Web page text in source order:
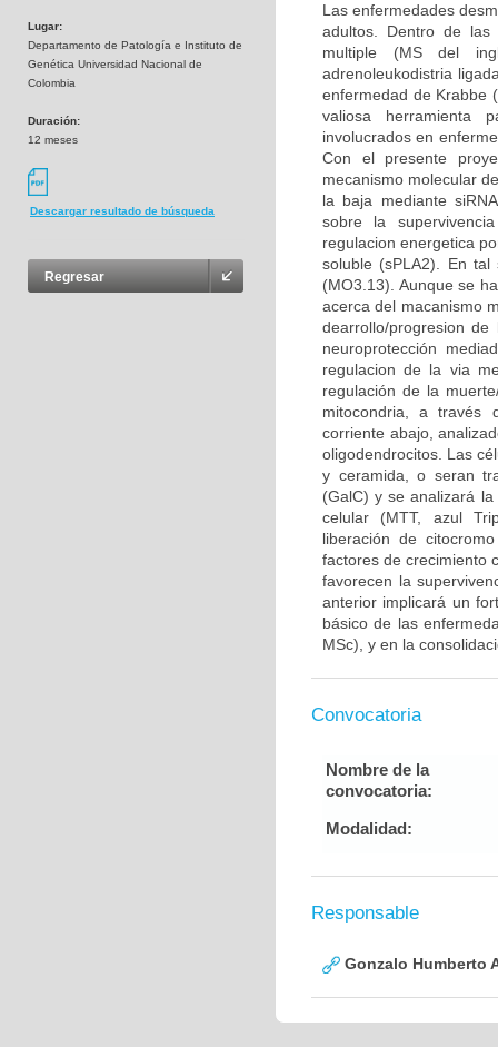
Lugar:
Departamento de Patología e Instituto de
Genética Universidad Nacional de
Colombia
Duración:
12 meses
Descargar resultado de búsqueda
Regresar
Las enfermedades
adultos. Dentro de las
multiple (MS del
adrenoleukodistria
enfermedad de Krabbe
valiosa herramienta
involucrados en
Con el presente
mecanismo molecular
la baja mediante
sobre la
regulacion energetica
soluble (sPLA2). En
(MO3.13). Aunque se
acerca del macanismo
dearrollo/progresion
neuroprotección
regulacion de la via
regulación de la
mitocondria, a través
corriente abajo,
oligodendrocitos. Las
y ceramida, o seran
(GalC) y se analizará
celular (MTT, azul
liberación de
factores de crecimiento
favorecen la
anterior implicará un
básico de las
MSc), y en la
Convocatoria
Nombre de la
convocatoria:
Modalidad:
Responsable
Gonzalo Humberto